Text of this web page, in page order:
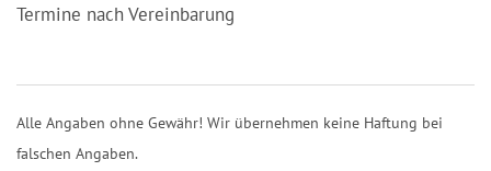
Termine nach Vereinbarung
Alle Angaben ohne Gewähr! Wir übernehmen keine Haftung bei
falschen Angaben.